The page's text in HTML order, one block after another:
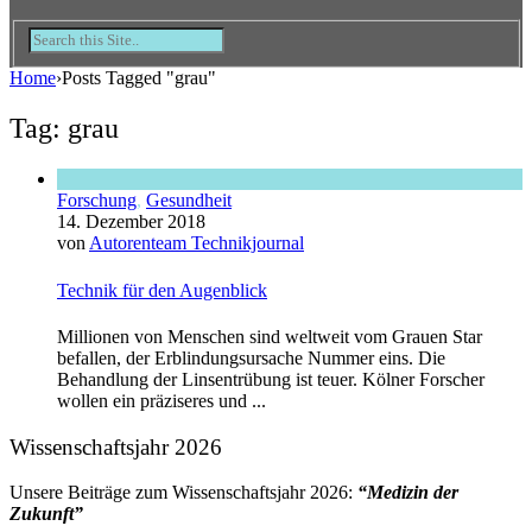
Home›Posts Tagged "grau"
Tag: grau
Forschung, Gesundheit
14. Dezember 2018
von Autorenteam Technikjournal
Technik für den Augenblick
Millionen von Menschen sind weltweit vom Grauen Star
befallen, der Erblindungsursache Nummer eins. Die
Behandlung der Linsentrübung ist teuer. Kölner Forscher
wollen ein präziseres und ...
Wissenschaftsjahr 2026
Unsere Beiträge zum Wissenschaftsjahr 2026: “Medizin der
Zukunft”